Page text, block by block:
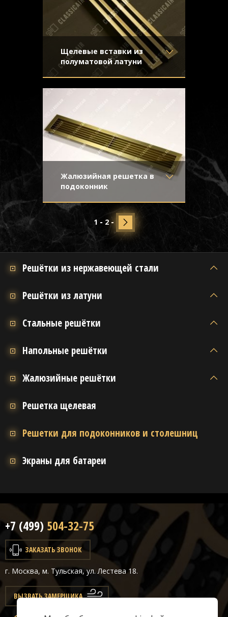
Щелевые вставки из
полуматовой латуни
Материал- Латунь
Отделка- Старение с
Узор
Конструкция
предназначенные для установки в
подоконник. Основа – состаренная
латунь,
Жалюзийная решетка в
подоконник
Материал- Латунь
Отделка
- Старение с
направленной риской
Узор
-
Конструкция
- Жалюзи
Классическая конструкция с прямыми
жалюзи из латуни
1 2
Решётки из нержавеющей стали
Решётки из латуни
Стальные решётки
Напольные решётки
Жалюзийные решётки
Решетка щелевая
Решетки для подоконников и столешниц
Экраны для батареи
+7 (499) 504-32-75
ЗАКАЗАТЬ ЗВОНОК
г. Москва, м. Тульская, ул. Лестева 18.
ВЫЗВАТЬ ЗАМЕРЩИКА